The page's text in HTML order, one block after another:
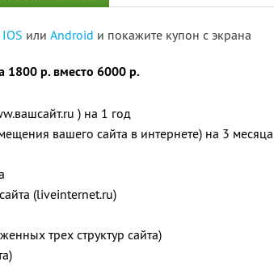
IOS или Android и покажите купон с экрана
1800 р. вместо 6000 р.
) на 1 год
вашего сайта в интернете) на 3 месяца
(liveinternet.ru)
трех структур сайта)